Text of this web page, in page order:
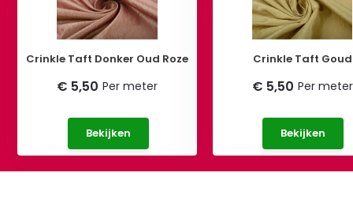
Crinkle Taft Donker Oud Roze
€ 5,50 Per meter
Bekijken
Crinkle Taft Goud
€ 5,50 Per meter
Bekijken